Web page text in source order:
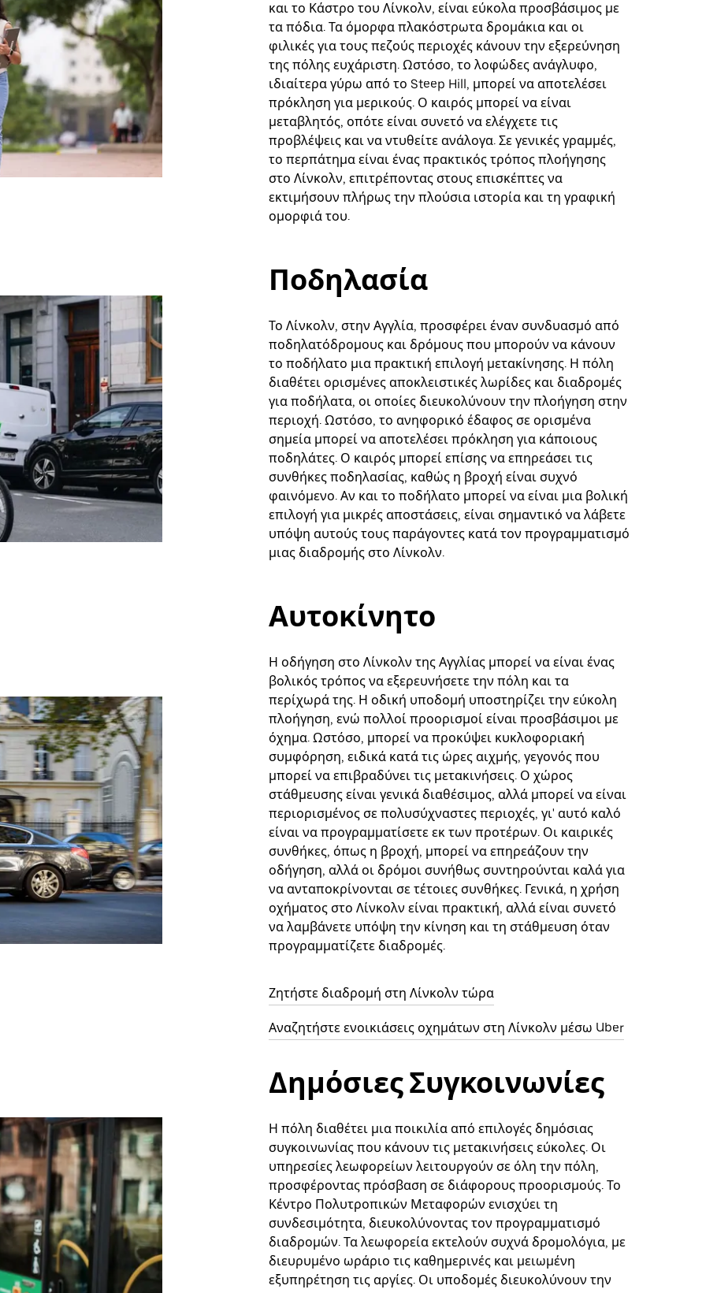
και το Κάστρο του Λίνκολν, είναι εύκολα προσβάσιμος με
τα πόδια. Τα όμορφα πλακόστρωτα δρομάκια και οι
φιλικές για τους πεζούς περιοχές κάνουν την εξερεύνηση
της πόλης ευχάριστη. Ωστόσο, το λοφώδες ανάγλυφο,
ιδιαίτερα γύρω από το Steep Hill, μπορεί να αποτελέσει
πρόκληση για μερικούς. Ο καιρός μπορεί να είναι
μεταβλητός, οπότε είναι συνετό να ελέγχετε τις
προβλέψεις και να ντυθείτε ανάλογα. Σε γενικές γραμμές,
το περπάτημα είναι ένας πρακτικός τρόπος πλοήγησης
στο Λίνκολν, επιτρέποντας στους επισκέπτες να
εκτιμήσουν πλήρως την πλούσια ιστορία και τη γραφική
ομορφιά του.
Ποδηλασία
Το Λίνκολν, στην Αγγλία, προσφέρει έναν συνδυασμό από
ποδηλατόδρομους και δρόμους που μπορούν να κάνουν
το ποδήλατο μια πρακτική επιλογή μετακίνησης. Η πόλη
διαθέτει ορισμένες αποκλειστικές λωρίδες και διαδρομές
για ποδήλατα, οι οποίες διευκολύνουν την πλοήγηση στην
περιοχή. Ωστόσο, το ανηφορικό έδαφος σε ορισμένα
σημεία μπορεί να αποτελέσει πρόκληση για κάποιους
ποδηλάτες. Ο καιρός μπορεί επίσης να επηρεάσει τις
συνθήκες ποδηλασίας, καθώς η βροχή είναι συχνό
φαινόμενο. Αν και το ποδήλατο μπορεί να είναι μια βολική
επιλογή για μικρές αποστάσεις, είναι σημαντικό να λάβετε
υπόψη αυτούς τους παράγοντες κατά τον προγραμματισμό
μιας διαδρομής στο Λίνκολν.
Αυτοκίνητο
Η οδήγηση στο Λίνκολν της Αγγλίας μπορεί να είναι ένας
βολικός τρόπος να εξερευνήσετε την πόλη και τα
περίχωρά της. Η οδική υποδομή υποστηρίζει την εύκολη
πλοήγηση, ενώ πολλοί προορισμοί είναι προσβάσιμοι με
όχημα. Ωστόσο, μπορεί να προκύψει κυκλοφοριακή
συμφόρηση, ειδικά κατά τις ώρες αιχμής, γεγονός που
μπορεί να επιβραδύνει τις μετακινήσεις. Ο χώρος
στάθμευσης είναι γενικά διαθέσιμος, αλλά μπορεί να είναι
περιορισμένος σε πολυσύχναστες περιοχές, γι' αυτό καλό
είναι να προγραμματίσετε εκ των προτέρων. Οι καιρικές
συνθήκες, όπως η βροχή, μπορεί να επηρεάζουν την
οδήγηση, αλλά οι δρόμοι συνήθως συντηρούνται καλά για
να ανταποκρίνονται σε τέτοιες συνθήκες. Γενικά, η χρήση
οχήματος στο Λίνκολν είναι πρακτική, αλλά είναι συνετό
να λαμβάνετε υπόψη την κίνηση και τη στάθμευση όταν
προγραμματίζετε διαδρομές.
Ζητήστε διαδρομή στη Λίνκολν τώρα
Αναζητήστε ενοικιάσεις οχημάτων στη Λίνκολν μέσω Uber
Δημόσιες Συγκοινωνίες
Η πόλη διαθέτει μια ποικιλία από επιλογές δημόσιας
συγκοινωνίας που κάνουν τις μετακινήσεις εύκολες. Οι
υπηρεσίες λεωφορείων λειτουργούν σε όλη την πόλη,
προσφέροντας πρόσβαση σε διάφορους προορισμούς. Το
Κέντρο Πολυτροπικών Μεταφορών ενισχύει τη
συνδεσιμότητα, διευκολύνοντας τον προγραμματισμό
διαδρομών. Τα λεωφορεία εκτελούν συχνά δρομολόγια, με
διευρυμένο ωράριο τις καθημερινές και μειωμένη
εξυπηρέτηση τις αργίες. Οι υποδομές διευκολύνουν την